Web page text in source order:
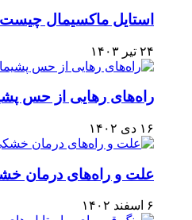
استایل ماکسیمال
۲۴ تیر ۱۴۰۳
راه‌های رهایی از حس
۱۶ دی ۱۴۰۲
علت و راه‌های درمان
۶ اسفند ۱۴۰۲